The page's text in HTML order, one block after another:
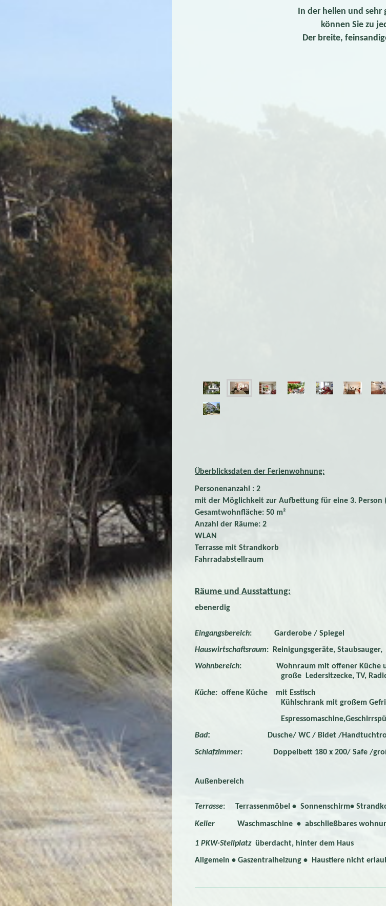
In der hellen und sehr
können Sie zu
Der breite,
Überblicksdaten der Ferienwohnung:
Personenanzahl : 2
mit der Möglichkeit zur Aufbettung für eine 3. Person
Gesamtwohnfläche: 50 m²
Anzahl der Räume: 2
WLAN
Terrasse mit Strandkorb
Fahrradabstellraum
Räume und Ausstattung:
ebenerdig
Eingangsbereich: Garderobe / Spiegel
Hauswirtschaftsraum: Reinigungsgeräte,
Wohnbereich: Wohnraum mit offener Küche
große Ledersitzecke, TV, Radio,
Küche: offene Küche mit Esstisch
Kühlschrank mit großem Gefrierfach,
Espressomaschine,Geschirrspüler,
Bad: Dusche/ WC / Bidet /
Schlafzimmer: Doppelbett 180 x 200/ Safe /
Außenbereich
Terrasse: Terrassenmöbel • Sonnenschirm•
Keller Waschmaschine • abschließbares
1 PKW-Stellplatz überdacht, hinter dem Haus
Allgemein • Gaszentralheizung • Haustiere nicht